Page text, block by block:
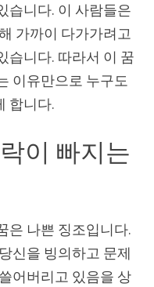
습니다. 이 사람들은
가까이 다가가려고
습니다. 따라서 이 꿈
이유만으로 누구도
합니다.
이 빠지는
은 나쁜 징조입니다.
신을 빙의하고 문제
어버리고 있음을 상